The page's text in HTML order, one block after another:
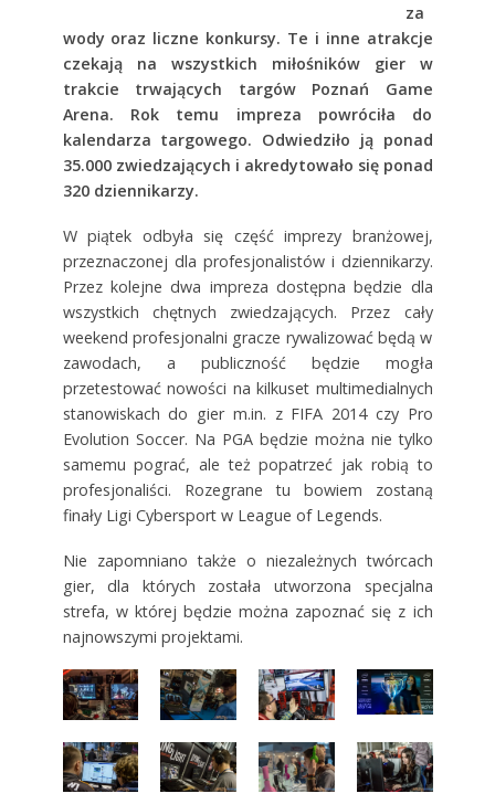
za
wody oraz liczne konkursy. Te i inne atrakcje
czekają na wszystkich miłośników gier w
trakcie trwających targów Poznań Game
Arena. Rok temu impreza powróciła do
kalendarza targowego. Odwiedziło ją ponad
35.000 zwiedzających i akredytowało się ponad
320 dziennikarzy.
W piątek odbyła się część imprezy branżowej,
przeznaczonej dla profesjonalistów i dziennikarzy.
Przez kolejne dwa impreza dostępna będzie dla
wszystkich chętnych zwiedzających. Przez cały
weekend profesjonalni gracze rywalizować będą w
zawodach, a publiczność będzie mogła
przetestować nowości na kilkuset multimedialnych
stanowiskach do gier m.in. z FIFA 2014 czy Pro
Evolution Soccer. Na PGA będzie można nie tylko
samemu pograć, ale też popatrzeć jak robią to
profesjonaliści. Rozegrane tu bowiem zostaną
finały Ligi Cybersport w League of Legends.
Nie zapomniano także o niezależnych twórcach
gier, dla których została utworzona specjalna
strefa, w której będzie można zapoznać się z ich
najnowszymi projektami.